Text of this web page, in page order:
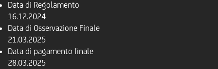
Data di Regolamento
16.12.2024
Data di Osservazione Finale
21.03.2025
Data di pagamento finale
28.03.2025